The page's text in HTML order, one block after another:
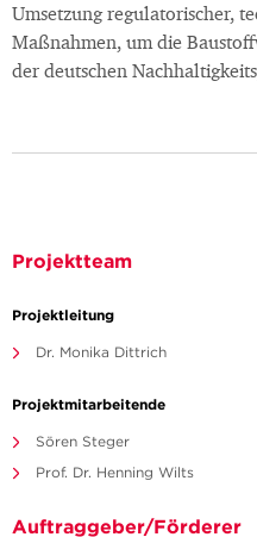
Umsetzung regulatorischer,
Maßnahmen, um die
der deutschen
Projektteam
Projektleitung
Dr. Monika Dittrich
Projektmitarbeitende
Sören Steger
Prof. Dr. Henning Wilts
Auftraggeber/Förderer